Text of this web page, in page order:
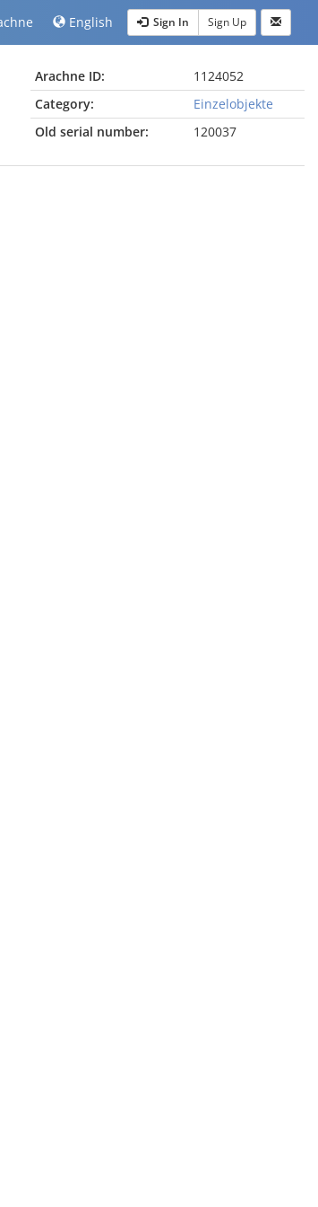
English Sign In Sign Up
Arachne ID:
1124052
Category:
Einzelobjekte
Old serial number:
120037